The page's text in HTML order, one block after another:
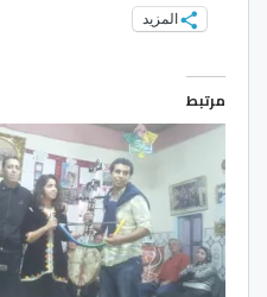
المزيد
مرتبط